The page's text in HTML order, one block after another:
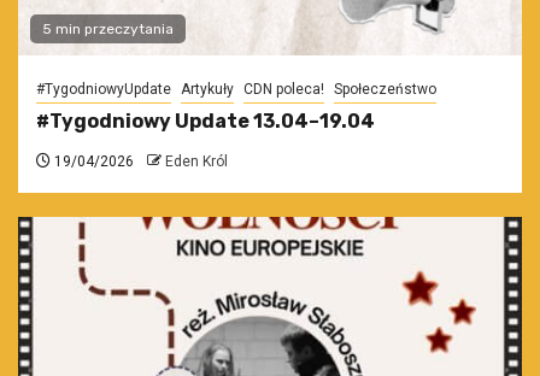
5 min przeczytania
#TygodniowyUpdate Artykuły CDN poleca! Społeczeństwo
#Tygodniowy Update 13.04–19.04
19/04/2026 Eden Król